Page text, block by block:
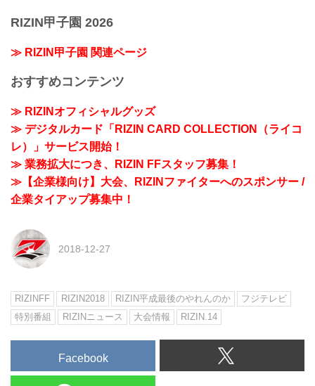
RIZIN甲子園 2026
≫ RIZIN甲子園 関連ページ
おすすめコンテンツ
≫ RIZINオフィシャルグッズ
≫ デジタルカード「RIZIN CARD COLLECTION（ライコ
レ）」サービス開始！
≫ 業務拡大につき、RIZIN FFスタッフ募集！
≫【企業様向け】大会、RIZINファイターへのスポンサー /
企業タイアップ募集中！
2018-12-27
RIZINFF RIZIN2018 RIZIN平成最後のやれんのか
フジテレビ
特別番組
RIZINニュース 大会情報 RIZIN.14
Facebook